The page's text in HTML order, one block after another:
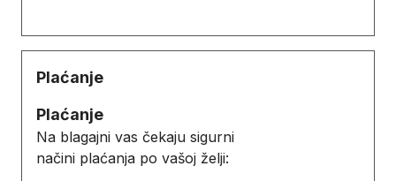
Plaćanje
Plaćanje
Na blagajni vas čekaju sigurni
načini plaćanja po vašoj želji: